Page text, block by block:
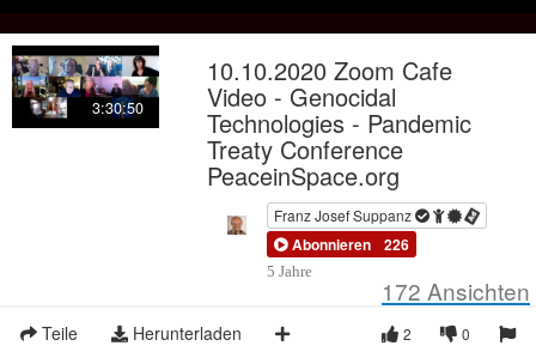
3:30:50
10.10.2020 Zoom Cafe
Video - Genocidal
Technologies - Pandemic
Treaty Conference
PeaceinSpace.org
Franz Josef Suppanz
Abonnieren 226
5 Jahre
172 Ansichten
Teile Herunterladen 0
2